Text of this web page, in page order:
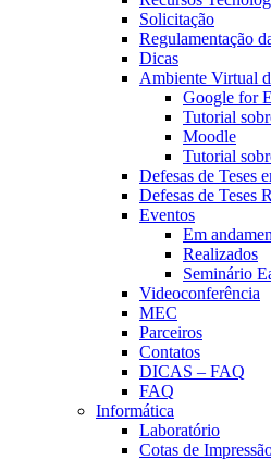
Solicitação
Regulamentação
Dicas
Ambiente Virtual
Google for
Tutorial
Moodle
Tutorial
Defesas de Teses
Defesas de Teses
Eventos
Em
Realizados
Seminário
Videoconferência
MEC
Parceiros
Contatos
DICAS – FAQ
FAQ
Informática
Laboratório
Cotas de